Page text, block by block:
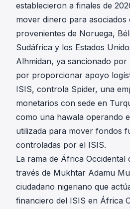
establecieron a finales de
mover dinero para asociados
provenientes de Noruega,
Sudáfrica y los Estados
Alhmidan, ya sancionado por
por proporcionar apoyo
ISIS, controla Spider, una
monetarios con sede en
como una hawala operando
utilizada para mover fondos
controladas por el ISIS.
La rama de África Occidental
través de Mukhtar Adamu
ciudadano nigeriano que
financiero del ISIS en África